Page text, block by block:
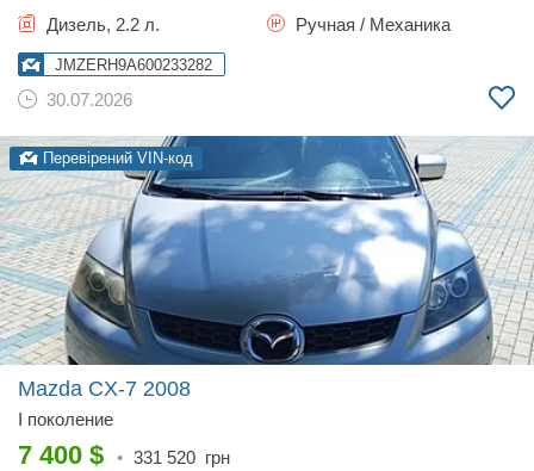
Дизель, 2.2 л.
Ручная / Механика
JMZERH9A600233282
30.07.2026
Перевірений VIN-код
Mazda CX-7 2008
I поколение
7 400 $ • 331 520 грн